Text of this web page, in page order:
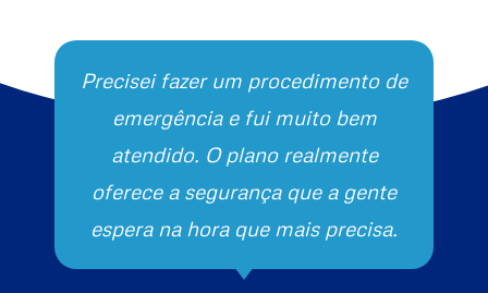
Precisei fazer um procedimento de
emergência e fui muito bem
atendido. O plano realmente
oferece a segurança que a gente
espera na hora que mais precisa.